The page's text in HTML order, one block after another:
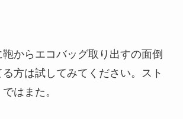
からエコバッグ取り出すの面倒
る方は試してみてください。スト
はまた。